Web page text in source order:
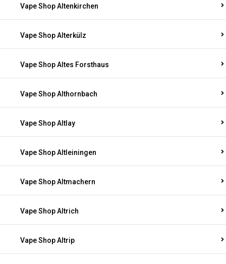
Vape Shop Altenkirchen
Vape Shop Alterkülz
Vape Shop Altes Forsthaus
Vape Shop Althornbach
Vape Shop Altlay
Vape Shop Altleiningen
Vape Shop Altmachern
Vape Shop Altrich
Vape Shop Altrip